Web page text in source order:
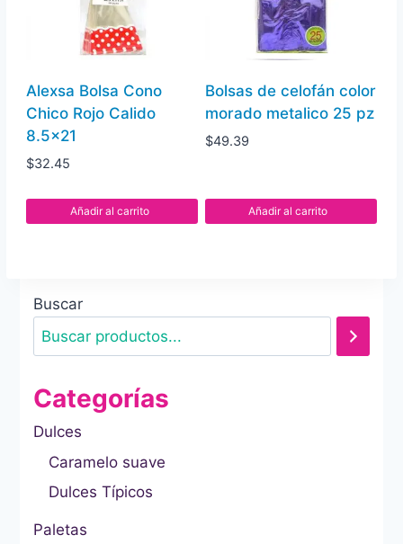
Alexsa Bolsa Cono
Chico Rojo Calido
8.5×21
$32.45
Añadir al carrito
Bolsas de celofán color
morado metalico 25 pz
$49.39
Añadir al carrito
Buscar
Categorías
Dulces
Caramelo suave
Dulces Típicos
Paletas